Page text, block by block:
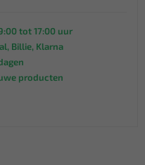
tot 17:00 uur
Billie, Klarna
producten